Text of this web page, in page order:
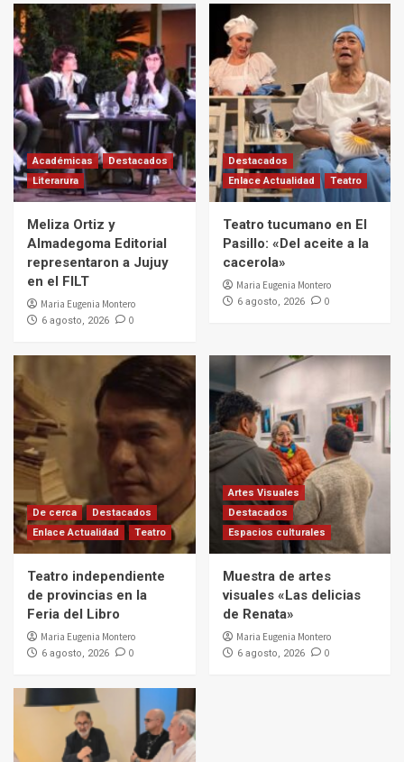
Académicas
Destacados
Literarura
Meliza Ortiz y
Almadegoma Editorial
representaron a Jujuy
en el FILT
Maria Eugenia Montero
6 agosto, 2026 0
Destacados
Enlace Actualidad
Teatro
Teatro tucumano en El
Pasillo: «Del aceite a la
cacerola»
Maria Eugenia Montero
6 agosto, 2026 0
De cerca
Destacados
Enlace Actualidad
Teatro
Teatro independiente
de provincias en la
Feria del Libro
Maria Eugenia Montero
6 agosto, 2026 0
Artes Visuales
Destacados
Espacios culturales
Muestra de artes
visuales «Las delicias
de Renata»
Maria Eugenia Montero
6 agosto, 2026 0